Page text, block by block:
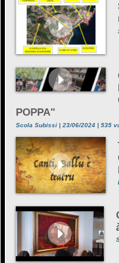
POPPA"
Scola Subissi | 23/06/2024 | 535